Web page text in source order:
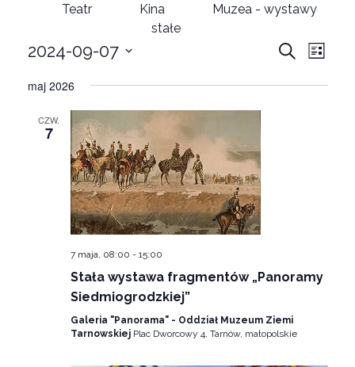
Teatr Kina
Muzea - wystawy
stałe
Wyszukaj
Lista
2024-09-07
datę.
maj 2026
CZW.
7
7 maja, 08:00 - 15:00
Stała wystawa fragmentów „Panoramy
Siedmiogrodzkiej”
Galeria "Panorama" - Oddział Muzeum Ziemi
Tarnowskiej Plac Dworcowy 4, Tarnów, małopolskie